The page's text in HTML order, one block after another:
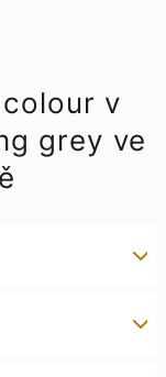
v
grey ve